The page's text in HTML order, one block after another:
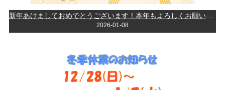
新年あけましておめでとうございます！本年もよろしくお願い致します。
2026-01-08